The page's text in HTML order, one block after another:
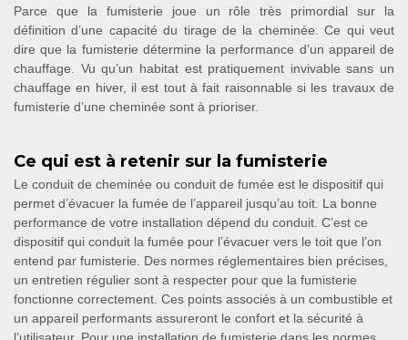
Parce que la fumisterie joue un rôle très primordial sur la
définition d’une capacité du tirage de la cheminée. Ce qui veut
dire que la fumisterie détermine la performance d’un appareil de
chauffage. Vu qu’un habitat est pratiquement invivable sans un
chauffage en hiver, il est tout à fait raisonnable si les travaux de
fumisterie d’une cheminée sont à prioriser.
Ce qui est à retenir sur la fumisterie
Le conduit de cheminée ou conduit de fumée est le dispositif qui
permet d’évacuer la fumée de l’appareil jusqu’au toit. La bonne
performance de votre installation dépend du conduit. C’est ce
dispositif qui conduit la fumée pour l’évacuer vers le toit que l’on
entend par fumisterie. Des normes réglementaires bien précises,
un entretien régulier sont à respecter pour que la fumisterie
fonctionne correctement. Ces points associés à un combustible et
un appareil performants assureront le confort et la sécurité à
l’utilisateur. Pour une installation de fumisterie dans les normes,